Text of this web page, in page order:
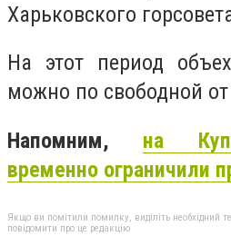
Харьковского
На этот период
можно по свободной
Напомним, на
временно ограничили
Якщо ви помітили помилку, виділіть необхідний
повідомити про це редакцію